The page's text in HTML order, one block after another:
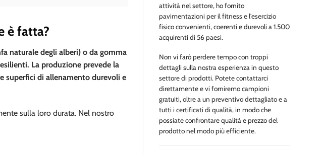
è fatta?
naturale degli alberi) o da gomma
La produzione prevede la
superfici di allenamento durevoli e
sulla loro durata. Nel nostro
attività nel settore, ho fornito
pavimentazioni per il fitness e l'esercizio
fisico convenienti, coerenti e durevoli a 1.500
acquirenti di 56 paesi.
Non vi farò perdere tempo con troppi
dettagli sulla nostra esperienza in questo
settore di prodotti. Potete contattarci
direttamente e vi forniremo campioni
gratuiti, oltre a un preventivo dettagliato e a
tutti i certificati di qualità, in modo che
possiate confrontare qualità e prezzo del
prodotto nel modo più efficiente.